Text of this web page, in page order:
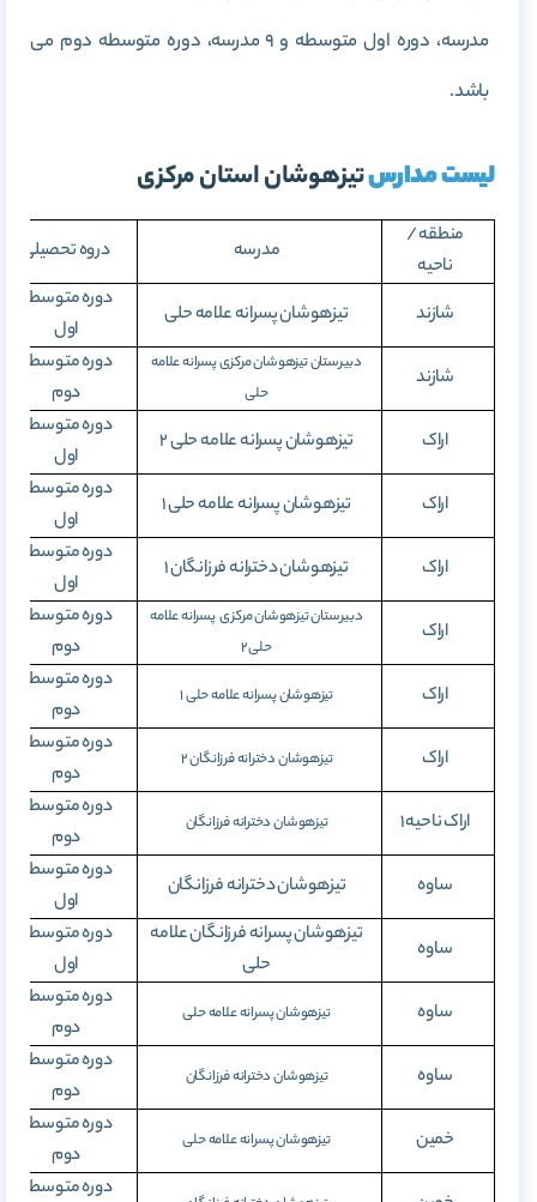
مدرسه، دوره اول متوسطه و 9 مدرسه، دوره متوسطه دوم می
باشد.
لیست مدارستیزهوشان استان مرکزی
منطقه /
ناحیه
مدرسه دروه تحصیلی
شازند تیزهوشان پسرانه علامه حلی
دوره متوسطه
اول
شازند
دبیرستان تیزهوشان مرکزی پسرانه علامه
حلی
دوره متوسطه
دوم
اراک
تیزهوشان پسرانه علامه حلی۲
دوره متوسطه
اول
اراک
تیزهوشان پسرانه علامه حلی۱
دوره متوسطه
اول
اراک
تیزهوشان دخترانه فرزانگان۱
دوره متوسطه
اول
اراک
دبیرستان تیزهوشان مرکزی پسرانه علامه
حلی۲
دوره متوسطه
دوم
اراک
تیزهوشان پسرانه علامه حلی۱
دوره متوسطه
دوم
اراک
تیزهوشان دخترانه فرزانگان۲
دوره متوسطه
دوم
اراک ناحیه 1
تیزهوشان دخترانه فرزانگان
دوره متوسطه
دوم
ساوه
تیزهوشان دخترانه فرزانگان
دوره متوسطه
اول
ساوه
تیزهوشان پسرانه فرزانگان علامه
حلی
دوره متوسطه
اول
ساوه
تیزهوشان پسرانه علامه حلی
دوره متوسطه
دوم
ساوه
تیزهوشان دخترانه فرزانگان
دوره متوسطه
دوم
خمین
تیزهوشان پسرانه علامه حلی
دوره متوسطه
دوم
دوره متوسطه